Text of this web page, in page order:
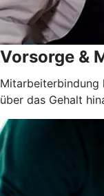
Vorsorge &
Mitarbeiterbindung
über das Gehalt